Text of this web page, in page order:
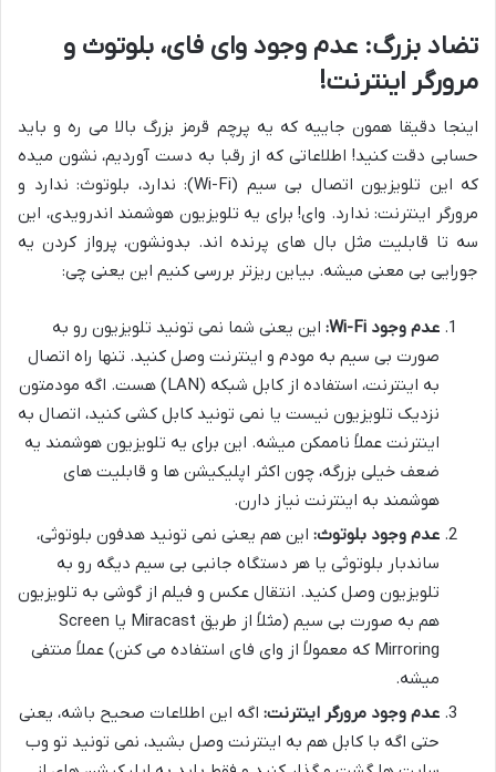
تضاد بزرگ: عدم وجود وای فای، بلوتوث و
مرورگر اینترنت!
اینجا دقیقا همون جاییه که یه پرچم قرمز بزرگ بالا می ره و باید
حسابی دقت کنید! اطلاعاتی که از رقبا به دست آوردیم، نشون میده
که این تلویزیون اتصال بی سیم (Wi-Fi): ندارد، بلوتوث: ندارد و
مرورگر اینترنت: ندارد. وای! برای یه تلویزیون هوشمند اندرویدی، این
سه تا قابلیت مثل بال های پرنده اند. بدونشون، پرواز کردن یه
جورایی بی معنی میشه. بیاین ریزتر بررسی کنیم این یعنی چی:
عدم وجود Wi-Fi:
این یعنی شما نمی تونید تلویزیون رو به
صورت بی سیم به مودم و اینترنت وصل کنید. تنها راه اتصال
به اینترنت، استفاده از کابل شبکه (LAN) هست. اگه مودمتون
نزدیک تلویزیون نیست یا نمی تونید کابل کشی کنید، اتصال به
اینترنت عملاً ناممکن میشه. این برای یه تلویزیون هوشمند یه
ضعف خیلی بزرگه، چون اکثر اپلیکیشن ها و قابلیت های
هوشمند به اینترنت نیاز دارن.
عدم وجود بلوتوث: این هم یعنی نمی تونید هدفون بلوتوثی،
ساندبار بلوتوثی یا هر دستگاه جانبی بی سیم دیگه رو به
تلویزیون وصل کنید. انتقال عکس و فیلم از گوشی به تلویزیون
هم به صورت بی سیم (مثلاً از طریق Miracast یا Screen
Mirroring که معمولاً از وای فای استفاده می کنن) عملاً منتفی
میشه.
عدم وجود مرورگر اینترنت: اگه این اطلاعات صحیح باشه، یعنی
حتی اگه با کابل هم به اینترنت وصل بشید، نمی تونید تو وب